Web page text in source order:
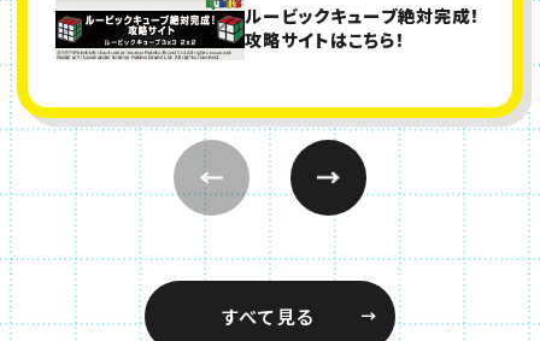
ルービックキューブ絶対完成！
攻略サイトはこちら！
春のおすすめ商品特集はこち
ら！
メガハウスの商品が日本おも
ちゃ大賞2025を受賞！
一般社団法人日本玩具協会が
主催する「日本おもちゃ大賞
すべて見る